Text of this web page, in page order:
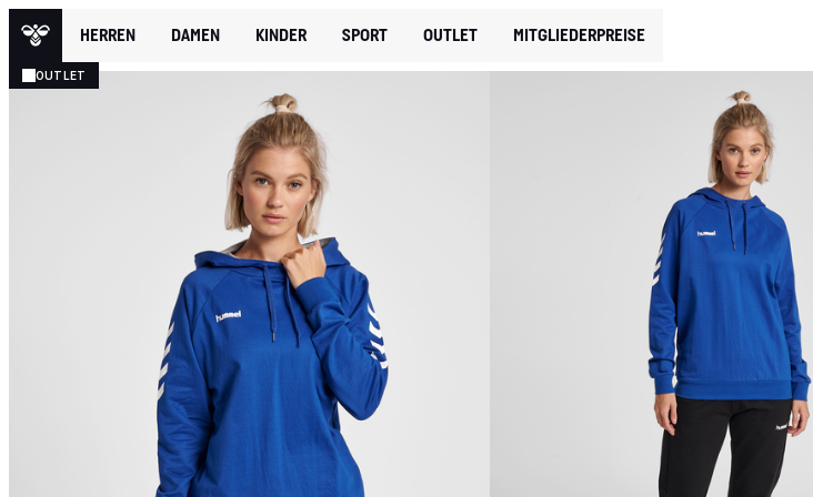
HERREN DAMEN KINDER SPORT OUTLET MITGLIEDERPREISE
OUTLET